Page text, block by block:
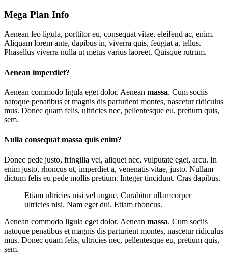
Mega Plan Info
Aenean leo ligula, porttitor eu, consequat vitae, eleifend ac, enim.
Aliquam lorem ante, dapibus in, viverra quis, feugiat a, tellus.
Phasellus viverra nulla ut metus varius laoreet. Quisque rutrum.
Aenean imperdiet?
Aenean commodo ligula eget dolor. Aenean massa. Cum sociis
natoque penatibus et magnis dis parturient montes, nascetur ridiculus
mus. Donec quam felis, ultricies nec, pellentesque eu, pretium quis,
sem.
Nulla consequat massa quis enim?
Donec pede justo, fringilla vel, aliquet nec, vulputate eget, arcu. In
enim justo, rhoncus ut, imperdiet a, venenatis vitae, justo. Nullam
dictum felis eu pede mollis pretium. Integer tincidunt. Cras dapibus.
Etiam ultricies nisi vel augue. Curabitur ullamcorper
ultricies nisi. Nam eget dui. Etiam rhoncus.
Aenean commodo ligula eget dolor. Aenean massa. Cum sociis
natoque penatibus et magnis dis parturient montes, nascetur ridiculus
mus. Donec quam felis, ultricies nec, pellentesque eu, pretium quis,
sem.